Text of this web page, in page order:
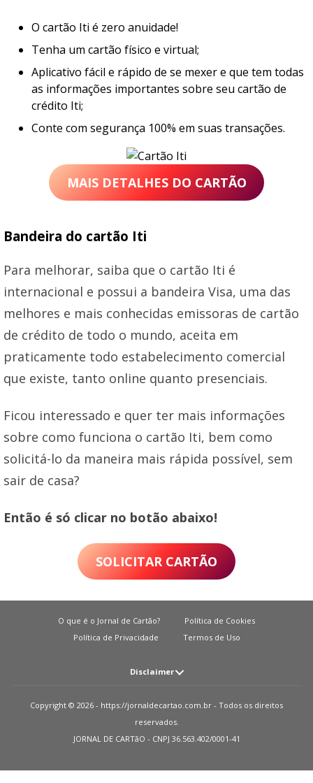
O cartão Iti é zero anuidade!
Tenha um cartão físico e virtual;
Aplicativo fácil e rápido de se mexer e que tem todas
as informações importantes sobre seu cartão de
crédito Iti;
Conte com segurança 100% em suas transações.
MAIS DETALHES DO CARTÃO
Bandeira do cartão Iti
Para melhorar, saiba que o cartão Iti é
internacional e possui a bandeira Visa, uma das
melhores e mais conhecidas emissoras de cartão
de crédito de todo o mundo, aceita em
praticamente todo estabelecimento comercial
que existe, tanto online quanto presenciais.
Ficou interessado e quer ter mais informações
sobre como funciona o cartão Iti, bem como
solicitá-lo da maneira mais rápida possível, sem
sair de casa?
Então é só clicar no botão abaixo!
SOLICITAR CARTÃO
O que é o Jornal de Cartão?
Política de Cookies
Política de Privacidade
Termos de Uso
Disclaimer
em dinheiro para liberação de qualquer tipo de produto financeiro, seja
cartão de crédito, financiamento ou empréstimo. Caso isto aconteça nos
avise pelo formulário imediatamente. Observações: O JORNAL DE CARTãO
ressaltar que essas informações podem divergir das informações
Copyright © 2026 - https://jornaldecartao.com.br - Todos os direitos
reservados.
JORNAL DE CARTãO - CNPJ 36.563.402/0001-41